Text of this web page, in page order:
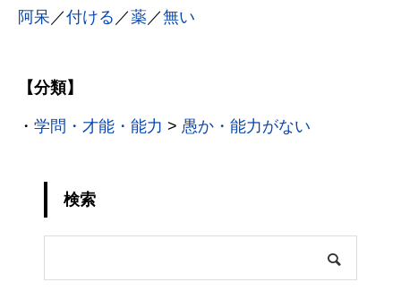
阿呆 ／付ける ／薬／無い
【分類】
・ 学問・才能・能力 > 愚か・能力がない
検索